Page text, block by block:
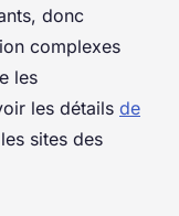
donc
complexes
les
les détails de
sites des